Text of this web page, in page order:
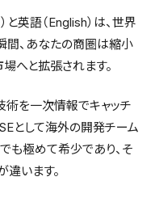
英語（English）は、世界
間、あなたの商圏は縮小
へと拡張されます。
術を一次情報でキャッチ
として海外の開発チーム
も極めて希少であり、そ
います。